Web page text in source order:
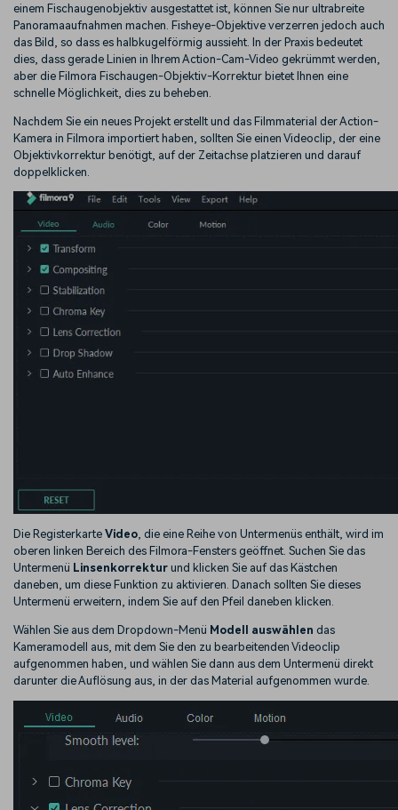
einem Fischaugenobjektiv ausgestattet ist, können Sie nur ultrabreite
Panoramaaufnahmen machen. Fisheye-Objektive verzerren jedoch auch
das Bild, so dass es halbkugelförmig aussieht. In der Praxis bedeutet
dies, dass gerade Linien in Ihrem Action-Cam-Video gekrümmt werden,
aber die Filmora Fischaugen-Objektiv-Korrektur bietet Ihnen eine
schnelle Möglichkeit, dies zu beheben.
Nachdem Sie ein neues Projekt erstellt und das Filmmaterial der Action-
Kamera in Filmora importiert haben, sollten Sie einen Videoclip, der eine
Objektivkorrektur benötigt, auf der Zeitachse platzieren und darauf
doppelklicken.
Die Registerkarte Video, die eine Reihe von Untermenüs enthält, wird im
oberen linken Bereich des Filmora-Fensters geöffnet. Suchen Sie das
Untermenü Linsenkorrektur und klicken Sie auf das Kästchen
daneben, um diese Funktion zu aktivieren. Danach sollten Sie dieses
Untermenü erweitern, indem Sie auf den Pfeil daneben klicken.
Wählen Sie aus dem Dropdown-Menü Modell auswählen das
Kameramodell aus, mit dem Sie den zu bearbeitenden Videoclip
aufgenommen haben, und wählen Sie dann aus dem Untermenü direkt
darunter die Auflösung aus, in der das Material aufgenommen wurde.